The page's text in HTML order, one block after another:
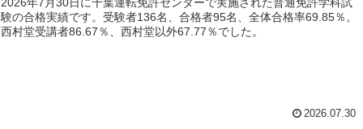
験の合格実績です。受験者136名、合格者95名、全体合格率69.85％。
西村堂受講者86.67％、西村堂以外67.77％でした。
2026.07.30